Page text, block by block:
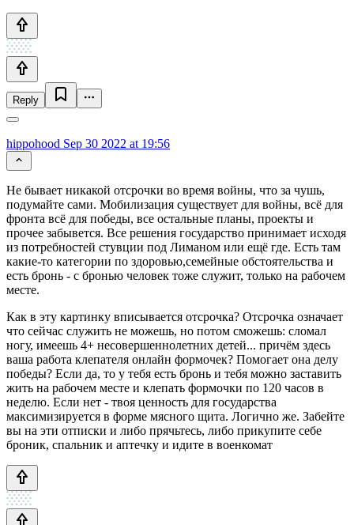
Reply
hippohood Sep 30 2022 at 19:56
Не бывает никакой отсрочки во время войны, что за чушь,
подумайте сами. Мобилизация существует для войны, всё для
фронта всё для победы, все остальные планы, проекты и
прочее забывется. Все решения государство принимает исходя
из потребностей стувции под Лиманом или ещё где. Есть там
какие-то категории по здоровью,семейные обстоятельства и
есть бронь - с бронью человек тоже служит, только на рабочем
месте.
Как в эту картинку вписывается отсрочка? Отсрочка означает
что сейчас служить не можешь, но потом сможешь: сломал
ногу, имеешь 4+ несовершеннолетних детей... причём здесь
ваша работа клепателя онлайн формочек? Помогает она делу
победы? Если да, то у тебя есть бронь и тебя можно заставить
жить на рабочем месте и клепать формочки по 120 часов в
неделю. Если нет - твоя ценность для государства
максимизируется в форме мясного щита. Логично же. Забейте
вы на эти отписки и либо прячьтесь, либо прикупите себе
броник, спальник и аптечку и идите в военкомат